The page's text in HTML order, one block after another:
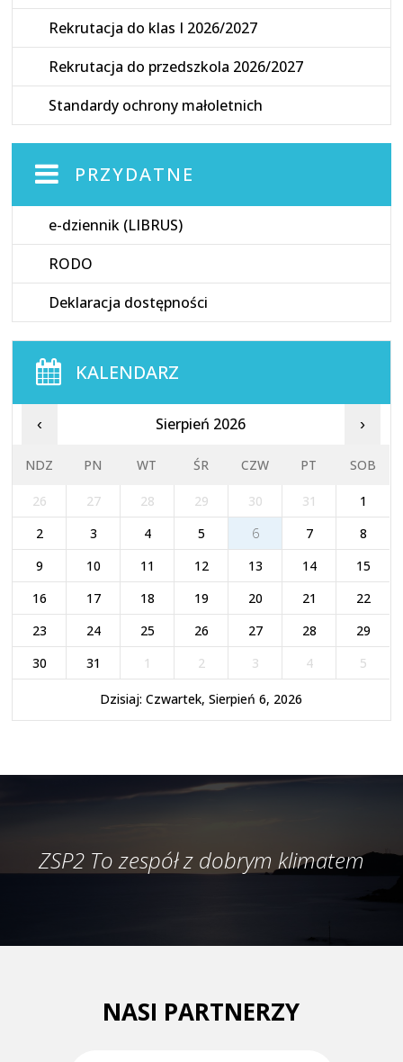
Rekrutacja do klas I 2026/2027
Rekrutacja do przedszkola 2026/2027
Standardy ochrony małoletnich
PRZYDATNE
e-dziennik (LIBRUS)
RODO
Deklaracja dostępności
KALENDARZ
‹ Sierpień 2026 ›
NDZ PN WT ŚR CZW PT SOB
26 27 28 29 30 31
1
2
3 4 5 6 7
8
9
10 11 12 13 14
15
16
17 18 19 20 21
22
23
24 25 26 27 28
29
30
31 1 2 3 4 5
Dzisiaj: Czwartek, Sierpień 6, 2026
ZSP2 To zespół z dobrym klimatem
NASI PARTNERZY